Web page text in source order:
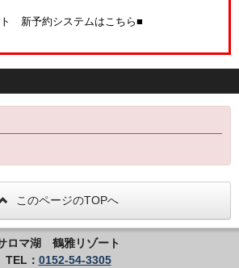
新予約システムはこちら■
このページのTOPへ
ロマ湖 鶴雅リゾート
TEL： 0152-54-3305